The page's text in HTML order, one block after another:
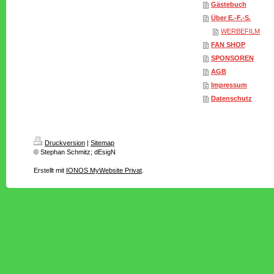
Gästebuch
Über E.-F.-S.
WERBEFILM
FAN SHOP
SPONSOREN
AGB
Impressum
Datenschutz
Druckversion | Sitemap
© Stephan Schmitz; dEsigN
Erstellt mit IONOS MyWebsite Privat